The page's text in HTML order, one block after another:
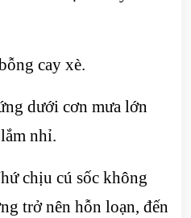
cay xè.
dưới cơn mưa lớn
nhỉ.
chịu cú sốc không
trở nên hỗn loạn, đến